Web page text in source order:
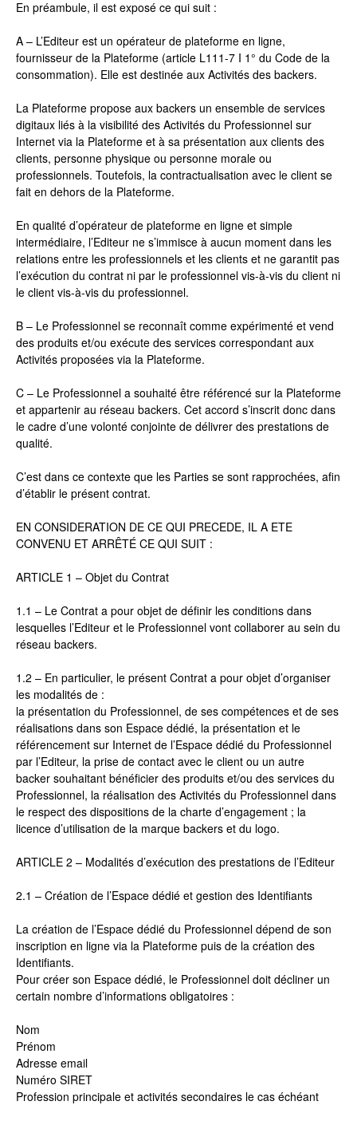
En préambule, il est exposé ce qui suit :
A – L’Editeur est un opérateur de plateforme en ligne,
fournisseur de la Plateforme (article L111-7 I 1° du Code de la
consommation). Elle est destinée aux Activités des backers.
La Plateforme propose aux backers un ensemble de services
digitaux liés à la visibilité des Activités du Professionnel sur
Internet via la Plateforme et à sa présentation aux clients des
clients, personne physique ou personne morale ou
professionnels. Toutefois, la contractualisation avec le client se
fait en dehors de la Plateforme.
En qualité d’opérateur de plateforme en ligne et simple
intermédiaire, l’Editeur ne s’immisce à aucun moment dans les
relations entre les professionnels et les clients et ne garantit pas
l’exécution du contrat ni par le professionnel vis-à-vis du client ni
le client vis-à-vis du professionnel.
B – Le Professionnel se reconnaît comme expérimenté et vend
des produits et/ou exécute des services correspondant aux
Activités proposées via la Plateforme.
C – Le Professionnel a souhaité être référencé sur la Plateforme
et appartenir au réseau backers. Cet accord s’inscrit donc dans
le cadre d’une volonté conjointe de délivrer des prestations de
qualité.
C’est dans ce contexte que les Parties se sont rapprochées, afin
d’établir le présent contrat.
EN CONSIDERATION DE CE QUI PRECEDE, IL A ETE
CONVENU ET ARRÊTÉ CE QUI SUIT :
ARTICLE 1 – Objet du Contrat
1.1 – Le Contrat a pour objet de définir les conditions dans
lesquelles l’Editeur et le Professionnel vont collaborer au sein du
réseau backers.
1.2 – En particulier, le présent Contrat a pour objet d’organiser
les modalités de :
la présentation du Professionnel, de ses compétences et de ses
réalisations dans son Espace dédié, la présentation et le
référencement sur Internet de l’Espace dédié du Professionnel
par l’Editeur, la prise de contact avec le client ou un autre
backer souhaitant bénéficier des produits et/ou des services du
Professionnel, la réalisation des Activités du Professionnel dans
le respect des dispositions de la charte d’engagement ; la
licence d’utilisation de la marque backers et du logo.
ARTICLE 2 – Modalités d’exécution des prestations de l’Editeur
2.1 – Création de l’Espace dédié et gestion des Identifiants
La création de l’Espace dédié du Professionnel dépend de son
inscription en ligne via la Plateforme puis de la création des
Identifiants.
Pour créer son Espace dédié, le Professionnel doit décliner un
certain nombre d’informations obligatoires :
Nom
Prénom
Adresse email
Numéro SIRET
Profession principale et activités secondaires le cas échéant